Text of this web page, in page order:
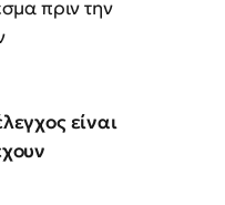
πριν την
είναι